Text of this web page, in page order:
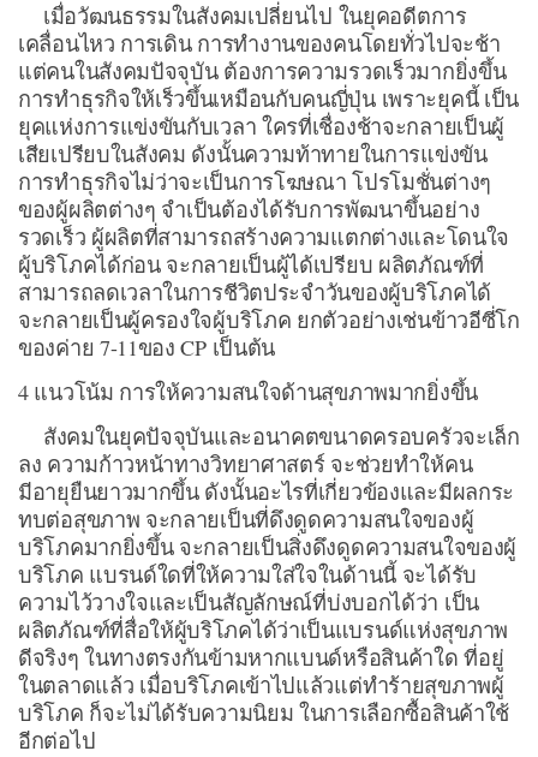
เมื่อวัฒนธรรมในสังคมเปลี่ยนไป ในยุคอดีตการ
เคลื่อนไหว การเดิน การทำงานของคนโดยทั่วไปจะช้า
แต่คนในสังคมปัจจุบัน ต้องการความรวดเร็วมากยิ่งขึ้น
การทำธุรกิจให้เร็วขึ้นเหมือนกับคนญี่ปุ่น เพราะยุคนี้ เป็น
ยุคแห่งการแข่งขันกับเวลา ใครที่เชื่องช้าจะกลายเป็นผู้
เสียเปรียบในสังคม ดังนั้นความท้าทายในการแข่งขัน
การทำธุรกิจไม่ว่าจะเป็นการโฆษณา โปรโมชั่นต่างๆ
ของผู้ผลิตต่างๆ จำเป็นต้องได้รับการพัฒนาขึ้นอย่าง
รวดเร็ว ผู้ผลิตที่สามารถสร้างความแตกต่างและโดนใจ
ผู้บริโภคได้ก่อน จะกลายเป็นผู้ได้เปรียบ ผลิตภัณฑ์ที่
สามารถลดเวลาในการชีวิตประจำวันของผู้บริโภคได้
จะกลายเป็นผู้ครองใจผู้บริโภค ยกตัวอย่างเช่นข้าวอีซี่โก
ของค่าย 7-11ของ CP เป็นต้น
4 แนวโน้ม การให้ความสนใจด้านสุขภาพมากยิ่งขึ้น
สังคมในยุคปัจจุบันและอนาคตขนาดครอบครัวจะเล็ก
ลง ความก้าวหน้าทางวิทยาศาสตร์ จะช่วยทำให้คน
มีอายุยืนยาวมากขึ้น ดังนั้นอะไรที่เกี่ยวข้องและมีผลกระ
ทบต่อสุขภาพ จะกลายเป็นที่ดึงดูดความสนใจของผู้
บริโภคมากยิ่งขึ้น จะกลายเป็นสิ่งดึงดูดความสนใจของผู้
บริโภค แบรนด์ใดที่ให้ความใส่ใจในด้านนี้ จะได้รับ
ความไว้วางใจและเป็นสัญลักษณ์ที่บ่งบอกได้ว่า เป็น
ผลิตภัณฑ์ที่สื่อให้ผู้บริโภคได้ว่าเป็นแบรนด์แห่งสุขภาพ
ดีจริงๆ ในทางตรงกันข้ามหากแบนด์หรือสินค้าใด ที่อยู่
ในตลาดแล้ว เมื่อบริโภคเข้าไปแล้วแต่ทำร้ายสุขภาพผู้
บริโภค ก็จะไม่ได้รับความนิยม ในการเลือกซื้อสินค้าใช้
อีกต่อไป